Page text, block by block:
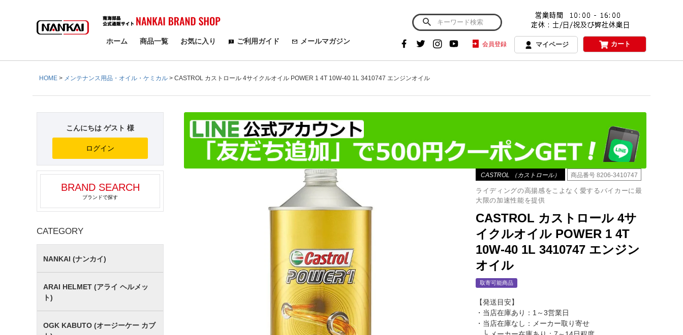
検索
ホーム 商品一覧 お気に入り ご利用ガイド メールマガジン 会員登録 マイページ カート
HOME メンテナンス用品・オイル・ケミカル CASTROL カストロール 4サイクルオイル POWER 1 4T 10W-40 1L 3410747 エンジンオイル
こんにちは ゲスト 様
ログイン
BRAND SEARCH
ブランドで探す
CATEGORY
NANKAI (ナンカイ)
ARAI HELMET (アライ ヘルメッ
ト)
OGK KABUTO (オージーケー カブ
CASTROL （カストロール） 商品番号 8206-3410747
ライディングの高揚感をこよなく愛するバイカーに最
大限の加速性能を提供
CASTROL カストロール 4サ
イクルオイル POWER 1 4T
10W-40 1L 3410747 エンジン
オイル
取寄可能商品
【発送目安】
・当店在庫あり：1～3営業日
・当店在庫なし：メーカー取り寄せ